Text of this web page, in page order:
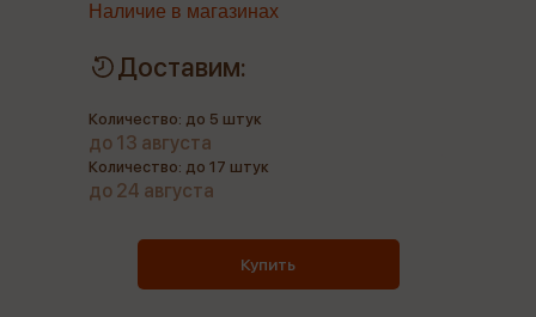
Наличие в магазинах
Доставим:
Количество: до 5 штук
до 13 августа
Количество: до 17 штук
до 24 августа
Купить